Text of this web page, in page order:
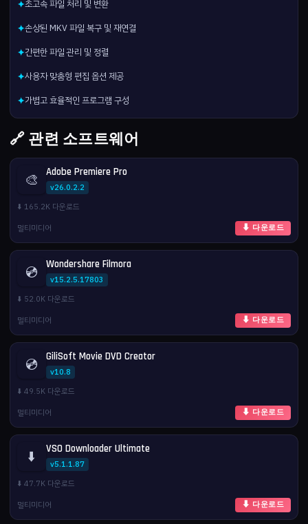
✦초고속 파일 처리 및 변환
✦손상된 MKV 파일 복구 및 재연결
✦간편한 파일 관리 및 정렬
✦사용자 맞춤형 편집 옵션 제공
✦가볍고 효율적인 프로그램 구성
🔗 관련 소프트웨어
🎨 Adobe Premiere Pro
v26.0.2.2
⬇️ 165.2K 다운로드
멀티미디어
⬇ 다운로드
💿 Wondershare Filmora
v15.2.5.17803
⬇️ 52.0K 다운로드
멀티미디어
⬇ 다운로드
💿 GiliSoft Movie DVD Creator
v10.8
⬇️ 49.5K 다운로드
멀티미디어
⬇ 다운로드
⬇️ VSO Downloader Ultimate
v5.1.1.87
⬇️ 47.7K 다운로드
멀티미디어
⬇ 다운로드